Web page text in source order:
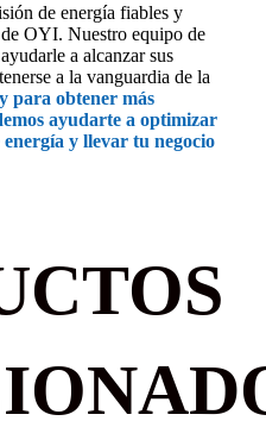
de energía fiables y
OYI. Nuestro equipo de
a alcanzar sus
a la vanguardia de la
para obtener más
ayudarte a optimizar
y llevar tu negocio